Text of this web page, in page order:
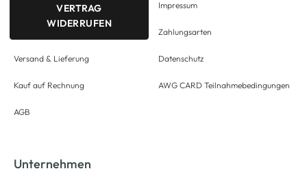
VERTRAG
WIDERRUFEN
Versand & Lieferung
Kauf auf Rechnung
AGB
Impressum
Zahlungsarten
Datenschutz
AWG CARD Teilnahmebedingungen
Unternehmen